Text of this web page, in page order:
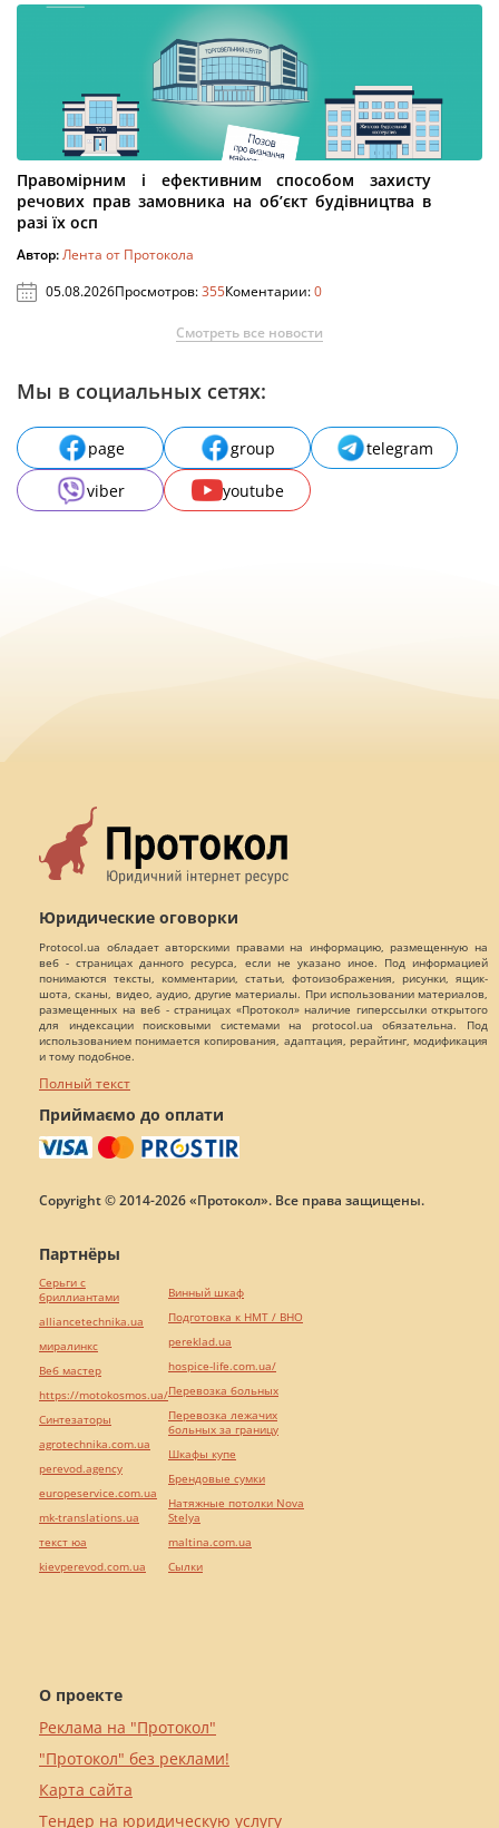
Правомірним і ефективним способом захисту
речових прав замовника на об’єкт будівництва в
разі їх осп
Автор:Лента от Протокола
05.08.2026Просмотров:355Коментарии:0
Смотреть все новости
Мы в социальных сетях:
page group
telegram
viber
youtube
Юридические оговорки
Protocol.ua обладает авторскими правами на информацию, размещенную на
веб - страницах данного ресурса, если не указано иное. Под информацией
понимаются тексты, комментарии, статьи, фотоизображения, рисунки, ящик-
шота, сканы, видео, аудио, другие материалы. При использовании материалов,
размещенных на веб - страницах «Протокол» наличие гиперссылки открытого
для индексации поисковыми системами на protocol.ua обязательна. Под
использованием понимается копирования, адаптация, рерайтинг, модификация
и тому подобное.
Полный текст
Приймаємо до оплати
Copyright © 2014-2026 «Протокол». Все права защищены.
О проекте
Реклама на "Протокол"
"Протокол" без реклами!
Карта сайта
Тендер на юридическую услугу
Партнёры
Серьги с
бриллиантами
alliancetechnika.ua
миралинкс
Веб мастер
https://motokosmos.ua/
Синтезаторы
agrotechnika.com.ua
perevod.agency
europeservice.com.ua
mk-translations.ua
текст юа
kievperevod.com.ua
Винный шкаф
Подготовка к НМТ / ВНО
pereklad.ua
hospice-life.com.ua/
Перевозка больных
Перевозка лежачих
больных за границу
Шкафы купе
Брендовые сумки
Натяжные потолки Nova
Stelya
maltina.com.ua
Cылки